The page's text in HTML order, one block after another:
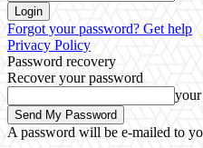
Forgot your password? Get help
Privacy Policy
Password recovery
Recover your password
your
A password will be e-mailed to